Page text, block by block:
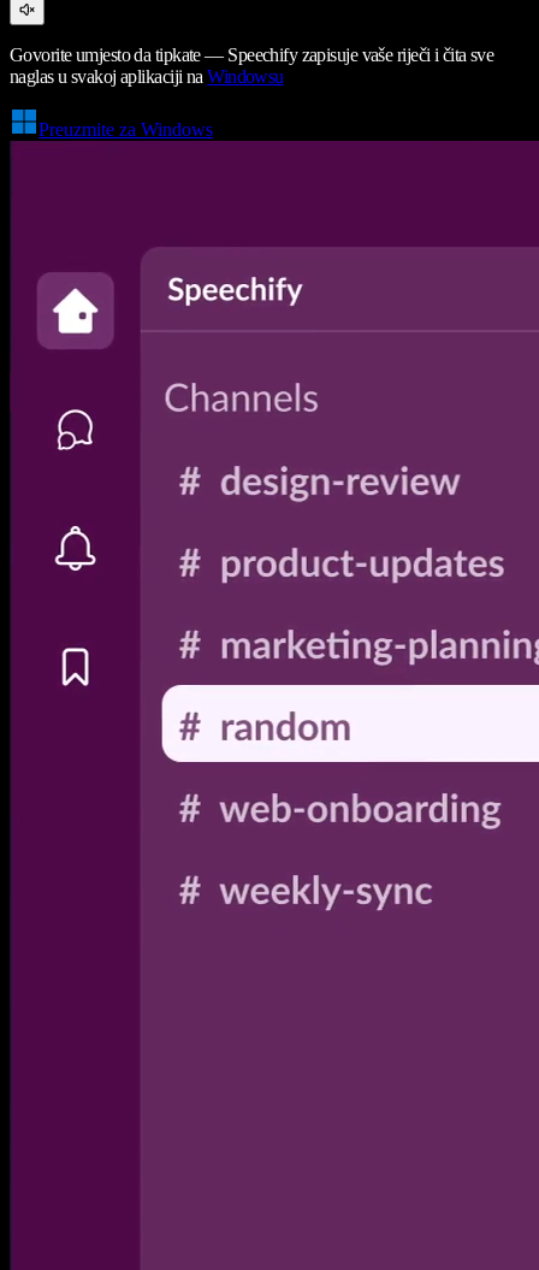
Govorite umjesto da tipkate — Speechify zapisuje vaše riječi i čita sve
naglas u svakoj aplikaciji naWindowsu
Preuzmite za Windows